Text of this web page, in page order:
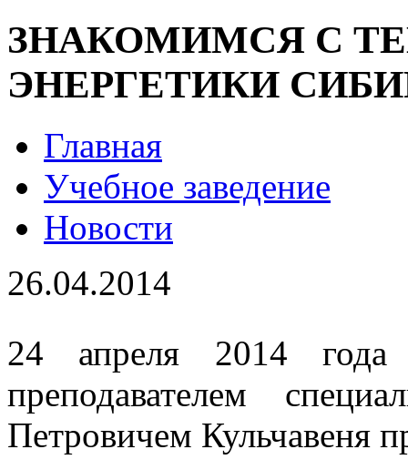
ЗНАКОМИМСЯ С
ЭНЕРГЕТИКИ
Главная
Учебное заведение
Новости
26.04.2014
24 апреля 2014
преподавателем
Петровичем Кульчавеня